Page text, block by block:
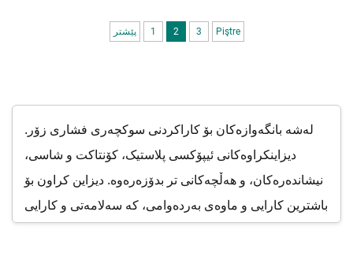
پێشتر 1 2 3 Piştre
لەشە بانگەوازەکان بۆ کاراکردنی سوکچەری فشاری زۆر.
دیزاینکراوەکانی ئیپۆکسی پلاستیک، کۆنتاکت و شاسی،
نیشاندەرەکان، و هەڵچەکانی تر بدۆزەرەوە. دیزاین کراون بۆ
باشترین کارایی و ماوەی بەردەوامی، کە سەلامەتی و کارایی